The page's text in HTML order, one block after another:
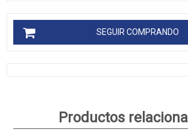
SEGUIR COMPRANDO
Productos